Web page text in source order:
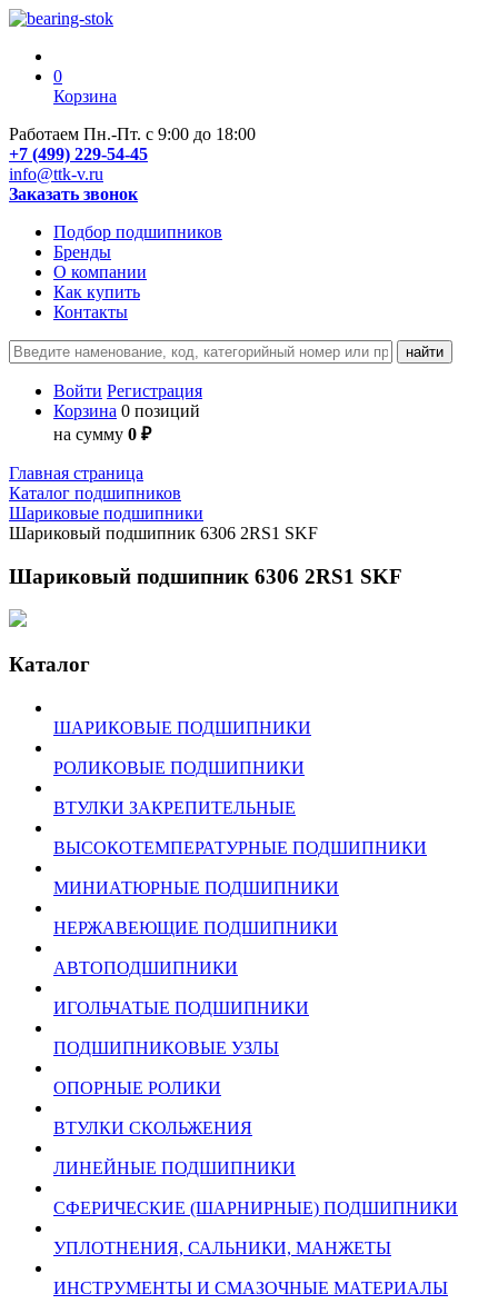
0
Корзина
Работаем Пн.-Пт. с 9:00 до 18:00
+7 (499) 229-54-45
info@ttk-v.ru
Заказать звонок
Подбор подшипников
Бренды
О компании
Как купить
Контакты
Войти Регистрация
Корзина 0 позиций
на сумму 0 ₽
Главная страница
Каталог подшипников
Шариковые подшипники
Шариковый подшипник 6306 2RS1 SKF
Шариковый подшипник 6306 2RS1 SKF
Каталог
ШАРИКОВЫЕ ПОДШИПНИКИ
РОЛИКОВЫЕ ПОДШИПНИКИ
ВТУЛКИ ЗАКРЕПИТЕЛЬНЫЕ
ВЫСОКОТЕМПЕРАТУРНЫЕ ПОДШИПНИКИ
МИНИАТЮРНЫЕ ПОДШИПНИКИ
НЕРЖАВЕЮЩИЕ ПОДШИПНИКИ
АВТОПОДШИПНИКИ
ИГОЛЬЧАТЫЕ ПОДШИПНИКИ
ПОДШИПНИКОВЫЕ УЗЛЫ
ОПОРНЫЕ РОЛИКИ
ВТУЛКИ СКОЛЬЖЕНИЯ
ЛИНЕЙНЫЕ ПОДШИПНИКИ
СФЕРИЧЕСКИЕ (ШАРНИРНЫЕ) ПОДШИПНИКИ
УПЛОТНЕНИЯ, САЛЬНИКИ, МАНЖЕТЫ
ИНСТРУМЕНТЫ И СМАЗОЧНЫЕ МАТЕРИАЛЫ